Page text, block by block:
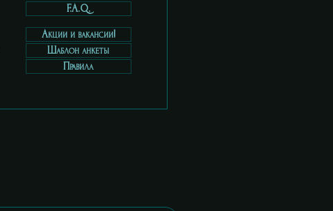
F.A.Q.
Акции и вакансии!
Шаблон анкеты
Правила